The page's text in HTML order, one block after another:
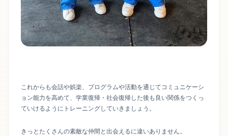
これからも会話や娯楽、プログラムや活動を通じてコミュニケーシ
ョン能力を高めて、学業復帰・社会復帰した後も良い関係をつくっ
ていけるようにトレーニングしていきましょう。
きっとたくさんの素敵な仲間と出会えるに違いありません。